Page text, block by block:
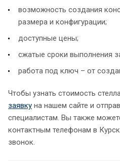
возможность создания
размера и конфигурации;
доступные цены;
сжатые сроки выполнения
работа под ключ – от
Чтобы узнать стоимость
заявку на нашем сайте и
специалистам. Вы также
контактным телефонам в
звонок.